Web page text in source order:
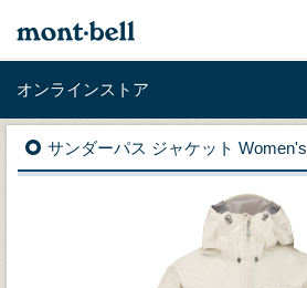
オンラインストア
サンダーパス ジャケット Women's